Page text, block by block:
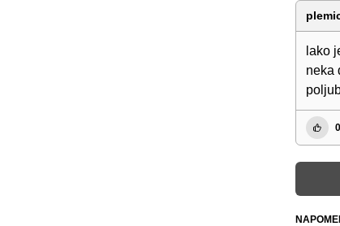
lako
neka
0